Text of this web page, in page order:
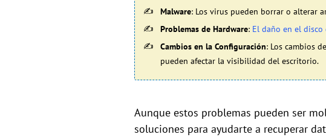
Malware: Los virus pueden borrar o alterar
Problemas de Hardware: El daño en el disco
Cambios en la Configuración: Los cambios
pueden afectar la visibilidad del escritorio.
Aunque estos problemas pueden ser
soluciones para ayudarte a recuperar